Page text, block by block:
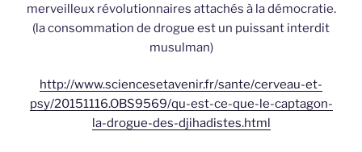
merveilleux révolutionnaires attachés à la démocratie.
(la consommation de drogue est un puissant interdit
musulman)
http://www.sciencesetavenir.fr/sante/cerveau-et-
psy/20151116.OBS9569/qu-est-ce-que-le-captagon-
la-drogue-des-djihadistes.html